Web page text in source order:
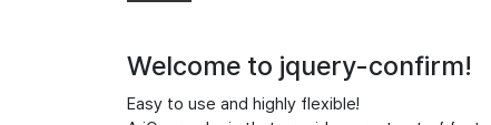
Welcome to jquery-confirm!
Easy to use and highly flexible!